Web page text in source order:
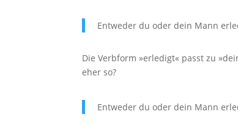
Entweder du oder dein Mann
Die Verbform »erledigt« passt zu
eher so?
Entweder du oder dein Mann